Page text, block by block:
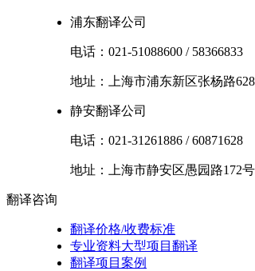
浦东翻译公司
电话： 021-51088600 / 58366833
地址： 上海市浦东新区张杨路
静安翻译公司
电话： 021-31261886 /60871628
地址： 上海市静安区愚园路172
翻译咨询
翻译价格/收费标准
专业资料大型项目翻译
翻译项目案例